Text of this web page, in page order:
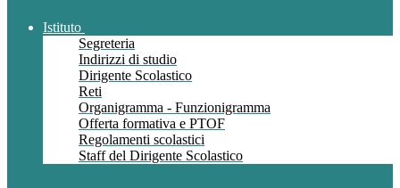
Istituto
Segreteria
Indirizzi di studio
Dirigente Scolastico
Reti
Organigramma - Funzionigramma
Offerta formativa e PTOF
Regolamenti scolastici
Staff del Dirigente Scolastico